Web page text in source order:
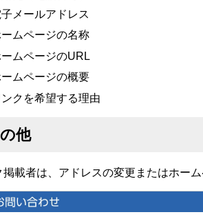
メールアドレス
ムページの名称
ームページのURL
ームページの概要
ンクを希望する理由
他
掲載者は、アドレスの変更またはホー